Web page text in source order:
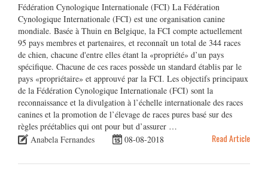
Fédération Cynologique Internationale (FCI) La Fédération
Cynologique Internationale (FCI) est une organisation canine
mondiale. Basée à Thuin en Belgique, la FCI compte actuellement
95 pays membres et partenaires, et reconnaît un total de 344 races
de chien, chacune d'entre elles étant la «propriété» d’un pays
spécifique. Chacune de ces races possède un standard établis par le
pays «propriétaire» et approuvé par la FCI. Les objectifs principaux
de la Fédération Cynologique Internationale (FCI) sont la
reconnaissance et la divulgation à l’échelle internationale des races
canines et la promotion de l’élevage de races pures basé sur des
règles préétablies qui ont pour but d’assurer …
Anabela Fernandes
08-08-2018 Read Article